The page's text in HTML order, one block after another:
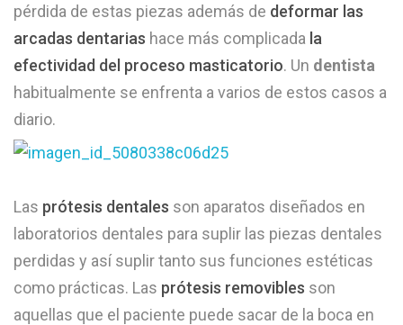
pérdida de estas piezas además de deformar las
arcadas dentarias hace más complicada la
efectividad del proceso masticatorio. Un dentista
habitualmente se enfrenta a varios de estos casos a
diario.
Las prótesis dentales son aparatos diseñados en
laboratorios dentales para suplir las piezas dentales
perdidas y así suplir tanto sus funciones estéticas
como prácticas. Las prótesis removibles son
aquellas que el paciente puede sacar de la boca en